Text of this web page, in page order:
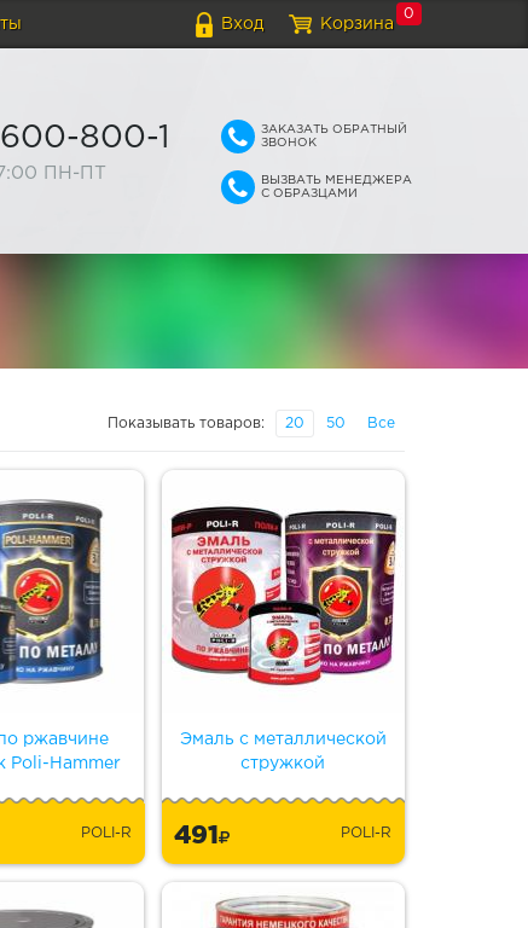
Вход Корзина
0
800-1
ПН-ПТ
ЗАКАЗАТЬ ОБРАТНЫЙ
ЗВОНОК
ВЫЗВАТЬ МЕНЕДЖЕРА
С ОБРАЗЦАМИ
Показывать товаров: 20 50 Все
ржавчине
Poli-Hammer
POLI-R
Эмаль с металлической
стружкой
491 POLI-R